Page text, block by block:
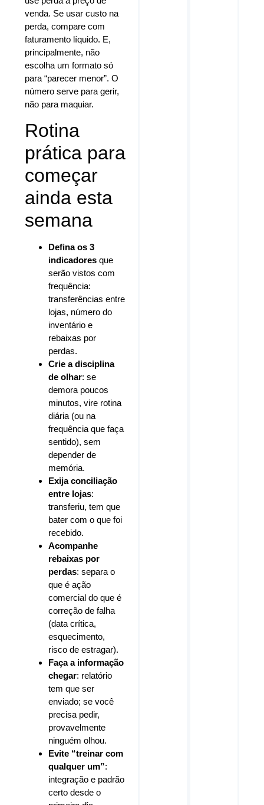
venda. Se usar custo na
perda, compare com
faturamento líquido. E,
principalmente, não
escolha um formato só
para “parecer menor”. O
número serve para gerir,
não para maquiar.
Rotina
prática para
começar
ainda esta
semana
Defina os 3
indicadores que
serão vistos com
frequência:
transferências entre
lojas, número do
inventário e
rebaixas por
perdas.
Crie a disciplina
de olhar: se
demora poucos
minutos, vire rotina
diária (ou na
frequência que faça
sentido), sem
depender de
memória.
Exija conciliação
entre lojas:
transferiu, tem que
bater com o que foi
recebido.
Acompanhe
rebaixas por
perdas: separa o
que é ação
comercial do que é
correção de falha
(data crítica,
esquecimento,
risco de estragar).
Faça a informação
chegar: relatório
tem que ser
enviado; se você
precisa pedir,
provavelmente
ninguém olhou.
Evite “treinar com
qualquer um”:
integração e padrão
certo desde o